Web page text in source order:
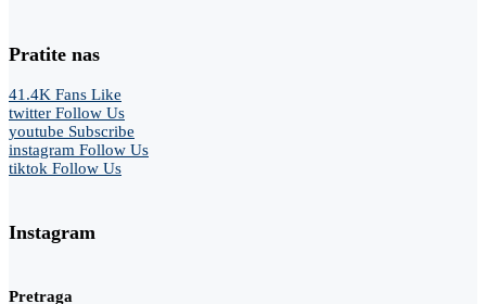
Pratite nas
41.4K Fans Like
twitter Follow Us
youtube Subscribe
instagram Follow Us
tiktok Follow Us
Instagram
Pretraga